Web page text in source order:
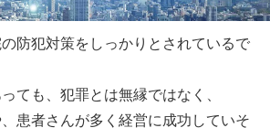
防犯対策をしっかりとされているで
ても、犯罪とは無縁ではなく、
患者さんが多く経営に成功していそ